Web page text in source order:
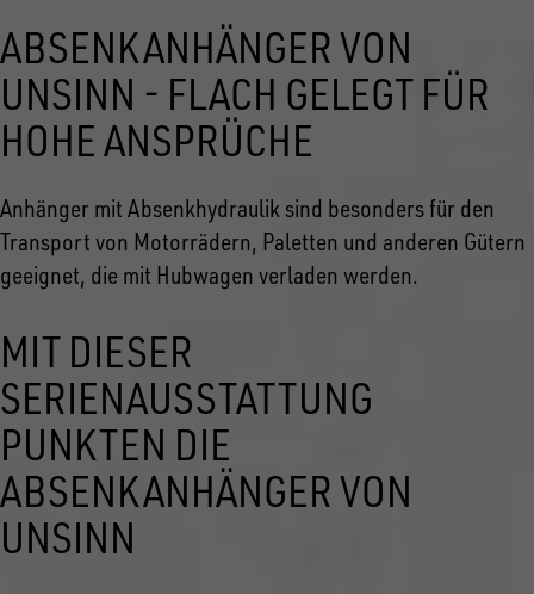
ABSENKANHÄNGER VON
UNSINN - FLACH GELEGT FÜR
HOHE ANSPRÜCHE
Anhänger mit Absenkhydraulik sind besonders für den
Transport von Motorrädern, Paletten und anderen Gütern
geeignet, die mit Hubwagen verladen werden.
MIT DIESER
SERIENAUSSTATTUNG
PUNKTEN DIE
ABSENKANHÄNGER VON
UNSINN